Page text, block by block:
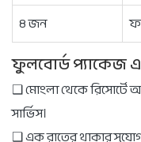
৪ জন
ফুলবোর্ড প্যাকেজ
❑ মোংলা থেকে রিসোর্টে
সার্ভিস।